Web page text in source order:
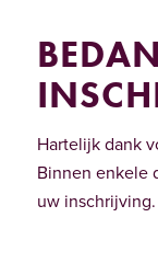
Hartelijk dank
Binnen enkele
uw inschrijving.